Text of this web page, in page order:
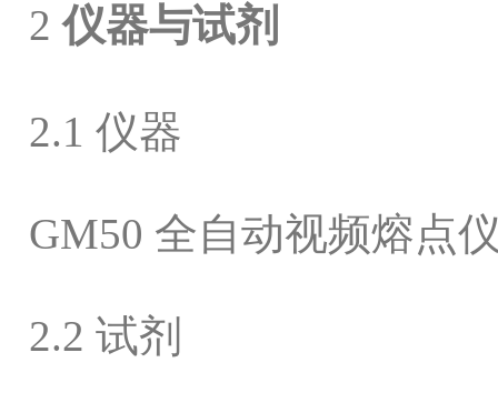
2仪器与试剂
2.1 仪器
GM50 全自动视频熔点
2.2 试剂